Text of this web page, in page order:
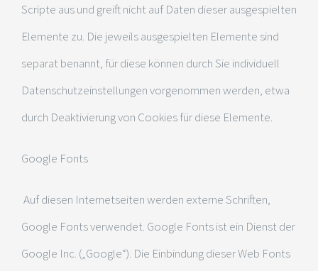
Scripte aus und greift nicht auf Daten dieser ausgespielten
Elemente zu. Die jeweils ausgespielten Elemente sind
separat benannt, für diese können durch Sie individuell
Datenschutzeinstellungen vorgenommen werden, etwa
durch Deaktivierung von Cookies für diese Elemente.
Google Fonts
Auf diesen Internetseiten werden externe Schriften,
Google Fonts verwendet. Google Fonts ist ein Dienst der
Google Inc. („Google“). Die Einbindung dieser Web Fonts